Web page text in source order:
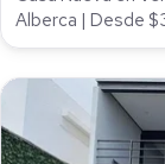
Alberca | Desde